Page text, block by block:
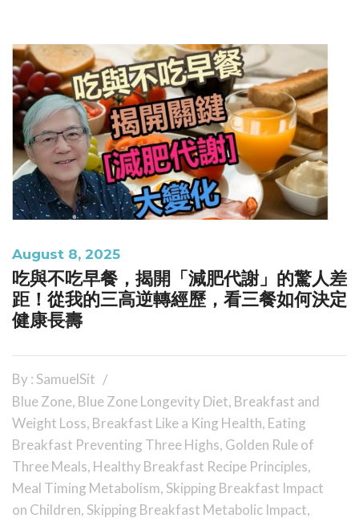
August 8, 2025
吃與不吃早餐，揭開「減肥代謝」的驚人差
距！從我的三高逆轉經歷，看三餐如何決定
健康長壽
By : SamuelSit
Blue Zone, Blue Zone Longevity Diet, Breakfast and
Weight Loss, Breakfast Like a King Health, Eating
Breakfast Preventing Three Highs, Golden Rule of
Three Meals, Healthy Breakfast Recipe Principles,
Meal Timing Metabolism, Skipping Breakfast Impact
on Children, Skipping Breakfast Metabolic Impact,